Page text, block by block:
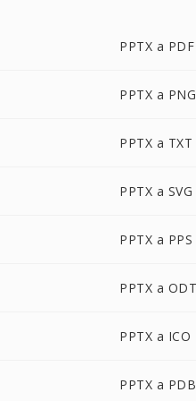
PPTX a PDF
PPTX a PNG
PPTX a TXT
PPTX a SVG
PPTX a PPS
PPTX a ODT
PPTX a ICO
PPTX a PDB